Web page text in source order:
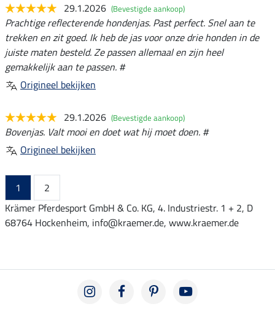
29.1.2026 (Bevestigde aankoop)
Prachtige reflecterende hondenjas. Past perfect. Snel aan te
trekken en zit goed. Ik heb de jas voor onze drie honden in de
juiste maten besteld. Ze passen allemaal en zijn heel
gemakkelijk aan te passen. #
Origineel bekijken
29.1.2026 (Bevestigde aankoop)
Bovenjas. Valt mooi en doet wat hij moet doen. #
Origineel bekijken
1
2
Krämer Pferdesport GmbH & Co. KG, 4. Industriestr. 1 + 2, D
68764 Hockenheim, info@kraemer.de, www.kraemer.de